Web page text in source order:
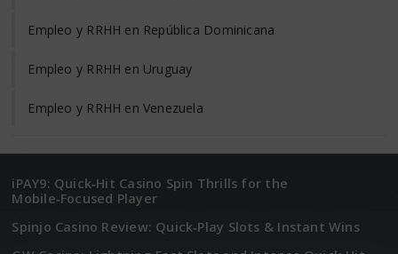
Empleo y RRHH en República Dominicana
Empleo y RRHH en Uruguay
Empleo y RRHH en Venezuela
iPAY9: Quick‑Hit Casino Spin Thrills for the
Mobile‑Focused Player
Spinjo Casino Review: Quick‑Play Slots & Instant Wins